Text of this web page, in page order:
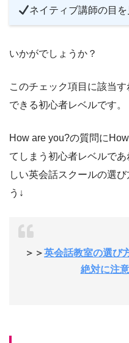
ネイティブ講師の目
いかがでしょうか？
このチェック項目に該当
できる初心者レベルです。
How are you?の質問に
てしまう初心者レベルで
しい英会話スクールの選
う↓
＞＞英会話教室の選び
絶対に注